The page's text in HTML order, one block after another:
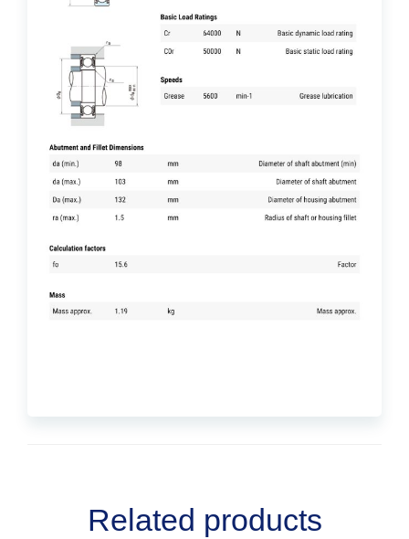
Related products